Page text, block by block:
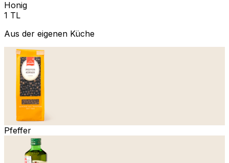
Honig
1 TL
Aus der eigenen Küche
Pfeffer